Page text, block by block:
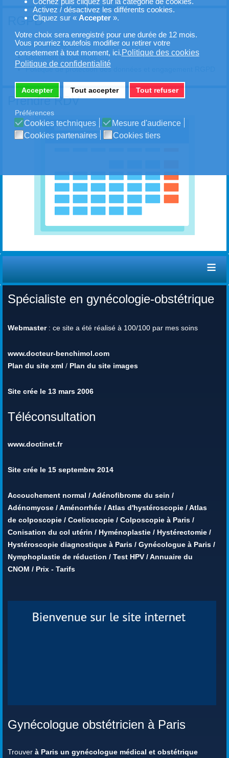
Activez / désactivez les différents cookies.
Cliquez sur « Accepter».
Votre choix sera enregistré pour une durée de 12 mois.
Vous pourriez toutefois modifier ou retirer votre
consetement à tout moment, ici.Politique des cookies
Politique de confidentialité
Accepter Tout accepter Tout refuser
Préférences
Cookies techniques
Mesure d'audience
Cookies partenaires
Cookies tiers
RGPD
Mentions légales
Utilisation des cookies
Politique de protection des données et engagement RGPD
Prendre RDV
≡
Spécialiste en gynécologie-obstétrique
Webmaster: ce site a été réalisé à 100/100 par mes soins
www.docteur-benchimol.com
Plan du site xml / Plan du site images
Site crée le 13 mars 2006
Téléconsultation
www.doctinet.fr
Site crée le 15 septembre 2014
Accouchement normal /Adénofibrome du sein /
Adénomyose /Aménorrhée /Atlas d'hystéroscopie /Atlas
de colposcopie / Coelioscopie / Colposcopie à Paris /
Conisation du col utérin / Hyménoplastie / Hystérectomie /
Hystéroscopie diagnostique à Paris / Gynécologue à Paris /
Nymphoplastie de réduction / Test HPV /Annuaire du
CNOM / Prix - Tarifs
Gynécologue obstétricien à Paris
Trouver à Paris un gynécologue médical et obstétrique